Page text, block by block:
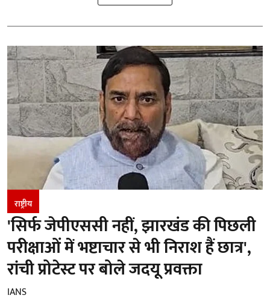
राष्ट्रीय
'सिर्फ जेपीएससी नहीं, झारखंड की पिछली
परीक्षाओं में भष्टाचार से भी निराश हैं छात्र',
रांची प्रोटेस्ट पर बोले जदयू प्रवक्ता
IANS